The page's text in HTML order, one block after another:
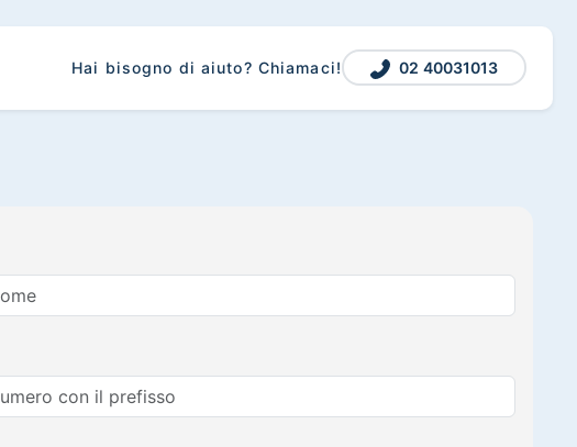
Hai bisogno di aiuto? Chiamaci! 02 40031013